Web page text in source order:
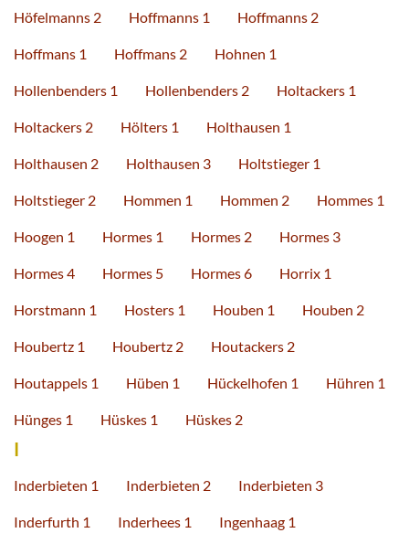
Höfelmanns 2 Hoffmanns 1 Hoffmanns 2
Hoffmans 1 Hoffmans 2 Hohnen 1
Hollenbenders 1 Hollenbenders 2 Holtackers 1
Holtackers 2 Hölters 1 Holthausen 1
Holthausen 2 Holthausen 3 Holtstieger 1
Holtstieger 2 Hommen 1 Hommen 2 Hommes 1
Hoogen 1 Hormes 1 Hormes 2 Hormes 3
Hormes 4 Hormes 5 Hormes 6 Horrix 1
Horstmann 1 Hosters 1 Houben 1 Houben 2
Houbertz 1 Houbertz 2 Houtackers 2
Houtappels 1 Hüben 1 Hückelhofen 1 Hühren 1
Hünges 1 Hüskes 1 Hüskes 2
I
Inderbieten 1 Inderbieten 2 Inderbieten 3
Inderfurth 1 Inderhees 1 Ingenhaag 1